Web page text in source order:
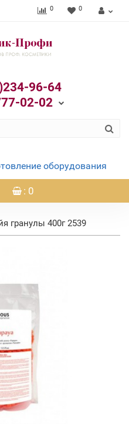
0 0
96-64
02-02
оборудования
: 0
гранулы 400г 2539